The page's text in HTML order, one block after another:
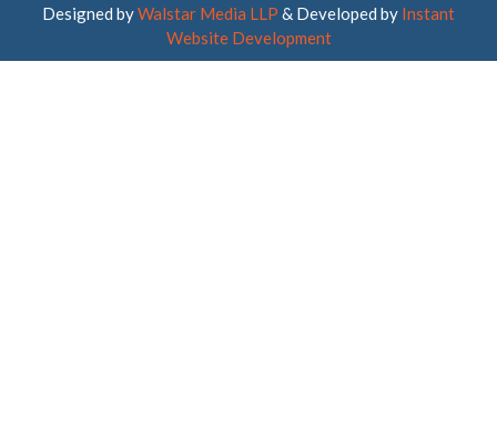
Designed byWalstar Media LLP & Developed by Instant
Website Development